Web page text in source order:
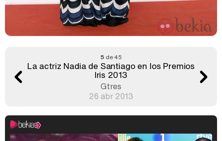
5de 45
La actriz Nadia de Santiago en los Premios
Iris 2013
Gtres
26 abr 2013